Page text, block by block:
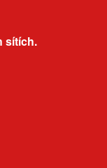
sítích.